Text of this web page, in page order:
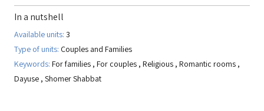
In a nutshell
Available units: 3
Type of units: Couples and Families
Keywords: For families , For couples , Religious , Romantic rooms ,
Dayuse , Shomer Shabbat